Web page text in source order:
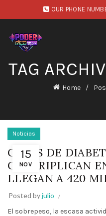
OUR PHONE
TAG
Home
15
NOV
Noticias
CASOS DE
CUADRIPLICAN
LLEGAN A 420
Posted byjulio
El sobrepeso, la escasa